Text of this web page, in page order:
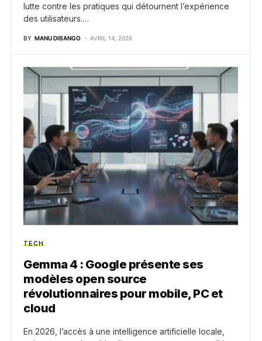
lutte contre les pratiques qui détournent l’expérience
des utilisateurs.…
BY MANU DIBANGO AVRIL 14, 2026
TECH
Gemma 4 : Google présente ses
modèles open source
révolutionnaires pour mobile, PC et
cloud
En 2026, l’accès à une intelligence artificielle locale,